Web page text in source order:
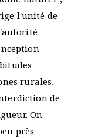
l'unité de
rurales,
de
On
près